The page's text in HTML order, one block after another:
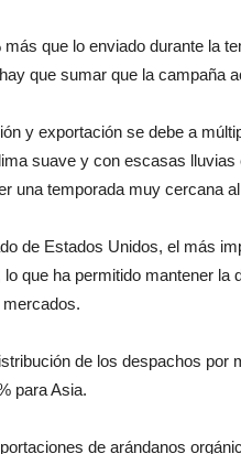
más que lo enviado durante la
que sumar que la campaña
y exportación se debe a
suave y con escasas
una temporada muy cercana
de Estados Unidos, el más
que ha permitido mantener
de los despachos
para Asia.
de arándanos